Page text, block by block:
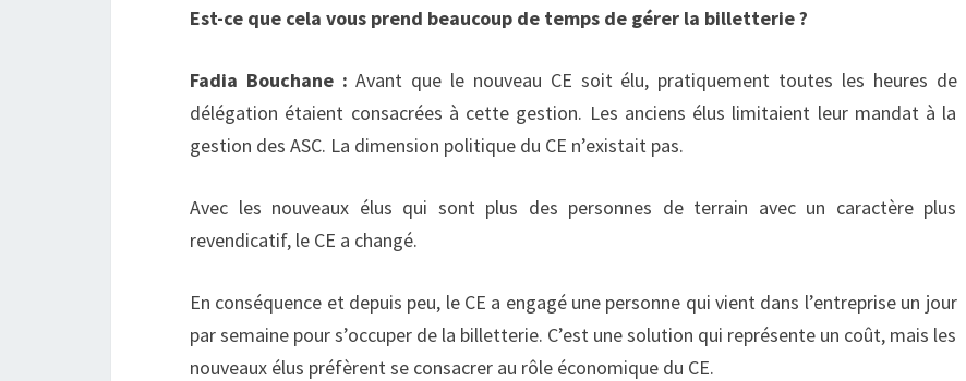
Est-ce que cela vous prend beaucoup de temps de gérer la billetterie ?
Fadia Bouchane : Avant que le nouveau CE soit élu, pratiquement toutes les heures de
délégation étaient consacrées à cette gestion. Les anciens élus limitaient leur mandat à la
gestion des ASC. La dimension politique du CE n’existait pas.
Avec les nouveaux élus qui sont plus des personnes de terrain avec un caractère plus
revendicatif, le CE a changé.
En conséquence et depuis peu, le CE a engagé une personne qui vient dans l’entreprise un jour
par semaine pour s’occuper de la billetterie. C’est une solution qui représente un coût, mais les
nouveaux élus préfèrent se consacrer au rôle économique du CE.